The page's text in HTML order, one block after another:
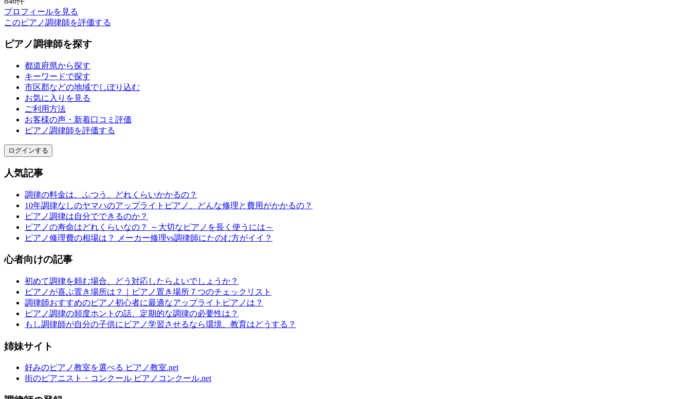
プロフィールを見る
このピアノ調律師を評価する
ピアノ調律師を探す
都道府県から探す
キーワードで探す
市区郡などの地域でしぼり込む
お気に入りを見る
ご利用方法
お客様の声・新着口コミ評価
ピアノ調律師を評価する
ログインする
人気記事
調律の料金は、ふつう、どれくらいかかるの？
10年調律なしのヤマハのアップライトピアノ、どんな修理と費用がかかるの？
ピアノ調律は自分でできるのか？
ピアノの寿命はどれくらいなの？ ～大切なピアノを長く使うには～
ピアノ修理費の相場は？ メーカー修理vs調律師にたのむ方がイイ？
心者向けの記事
初めて調律を頼む場合、どう対応したらよいでしょうか？
ピアノが喜ぶ置き場所は？｜ピアノ置き場所７つのチェックリスト
調律師おすすめのピアノ初心者に最適なアップライトピアノは？
ピアノ調律の頻度ホントの話、定期的な調律の必要性は？
もし調律師が自分の子供にピアノ学習させるなら環境、教育はどうする？
姉妹サイト
好みのピアノ教室を選べる ピアノ教室.net
街のピアニスト・コンクール ピアノコンクール.net